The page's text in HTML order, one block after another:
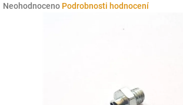
Průměrné
Neohodnoceno Podrobnosti hodnocení